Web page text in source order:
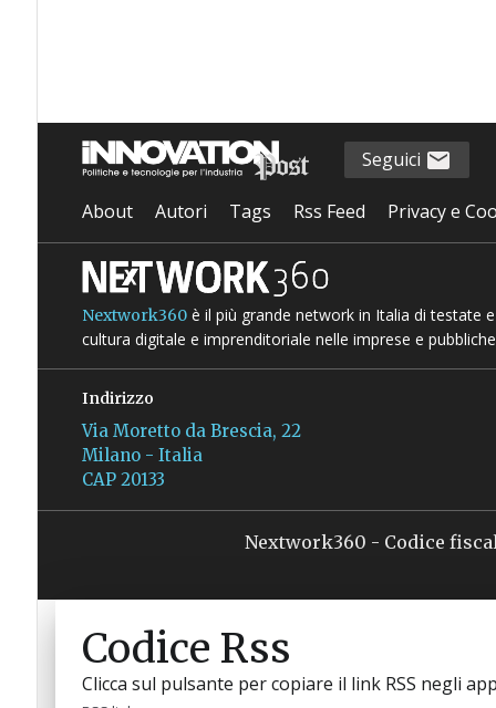
Seguici
About Autori Tags Rss Feed Privacy e
Nextwork360è il più grande network in Italia di testate
cultura digitale e imprenditoriale nelle imprese e
Indirizzo
Via Moretto da Brescia, 22
Milano - Italia
CAP 20133
Nextwork360 - Codice
Codice Rss
Clicca sul pulsante per copiare il link RSS negli